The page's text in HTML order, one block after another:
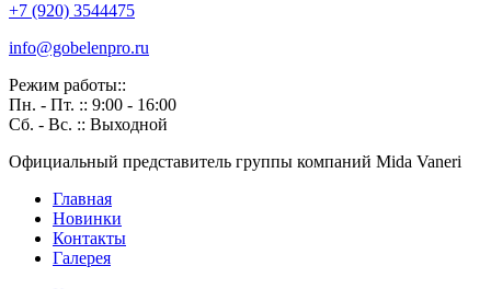
+7 (920) 3544475
info@gobelenpro.ru
Режим работы::
Пн. - Пт. :: 9:00 - 16:00
Сб. - Вс. :: Выходной
Официальный представитель группы компаний Mida Vaneri
Главная
Новинки
Контакты
Галерея